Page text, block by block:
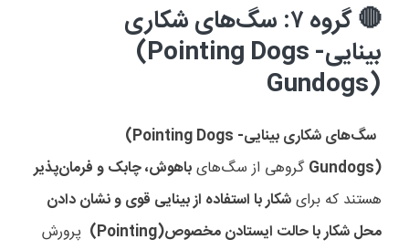
🔴
گروه ۷: سگ‌های شکاری
بینایی(Pointing Dogs -
Gundogs)
سگ‌های شکاری بینایی(Pointing Dogs -
Gundogs) گروهی از سگ‌هایباهوش، چابک و فرمان‌پذیر
هستند که برایشکار با استفاده از بینایی قوی و نشان دادن
محل شکار با حالت ایستادن مخصوص(Pointing) پرورش